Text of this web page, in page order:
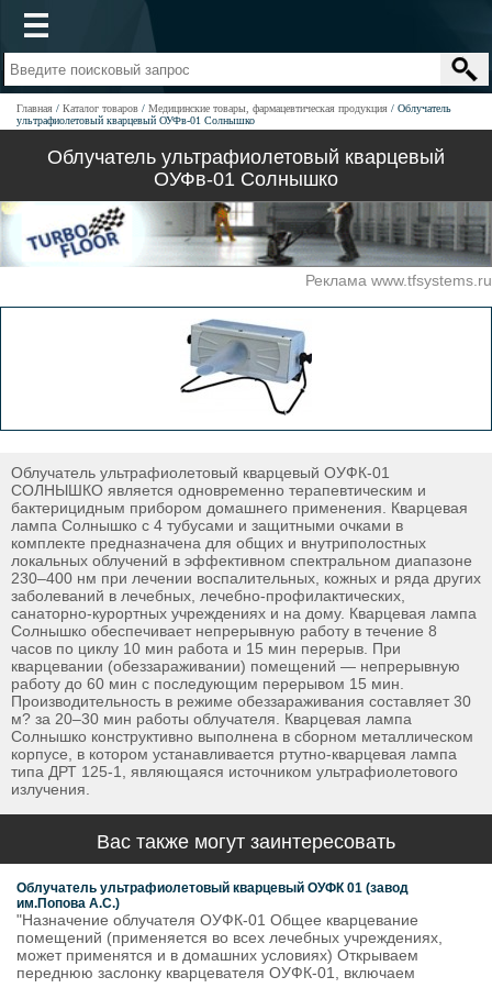
Главная Каталог товаров Медицинские товары, фармацевтическая продукция
Облучатель
ультрафиолетовый кварцевый ОУФв-01 Солнышко
Облучатель ультрафиолетовый кварцевый
ОУФв-01 Солнышко
Реклама www.tfsystems.ru
Облучатель ультрафиолетовый кварцевый ОУФК-01
СОЛНЫШКО является одновременно терапевтическим и
бактерицидным прибором домашнего применения. Кварцевая
лампа Солнышко с 4 тубусами и защитными очками в
комплекте предназначена для общих и внутриполостных
локальных облучений в эффективном спектральном диапазоне
230–400 нм при лечении воспалительных, кожных и ряда других
заболеваний в лечебных, лечебно-профилактических,
санаторно-курортных учреждениях и на дому. Кварцевая лампа
Солнышко обеспечивает непрерывную работу в течение 8
часов по циклу 10 мин работа и 15 мин перерыв. При
кварцевании (обеззараживании) помещений — непрерывную
работу до 60 мин с последующим перерывом 15 мин.
Производительность в режиме обеззараживания составляет 30
м? за 20–30 мин работы облучателя. Кварцевая лампа
Солнышко конструктивно выполнена в сборном металлическом
корпусе, в котором устанавливается ртутно-кварцевая лампа
типа ДРТ 125-1, являющаяся источником ультрафиолетового
излучения.
Вас также могут заинтересовать
Облучатель ультрафиолетовый кварцевый ОУФК 01 (завод
им.Попова А.С.)
"Назначение облучателя ОУФК-01 Общее кварцевание
помещений (применяется во всех лечебных учреждениях,
может применятся и в домашних условиях) Открываем
переднюю заслонку кварцевателя ОУФК-01, включаем